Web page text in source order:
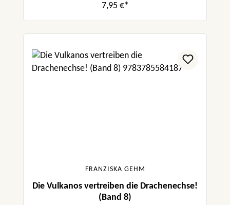
7,95 €*
FRANZISKA GEHM
Die Vulkanos vertreiben die Drachenechse!
(Band 8)